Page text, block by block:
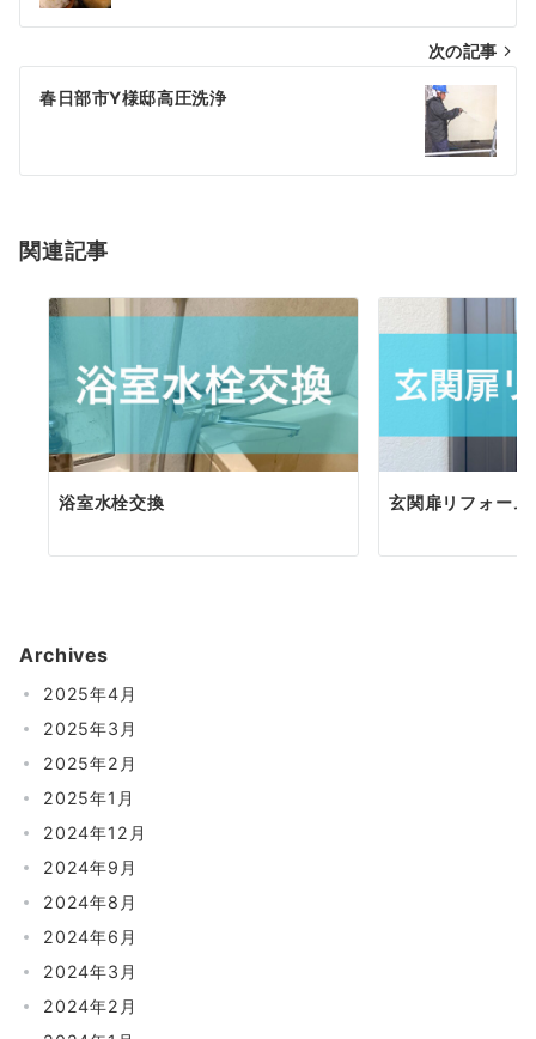
ナ
ビ
ゲ
シ
ン
次の記事
春日部市Y様邸高圧洗浄
関連記事
浴室水栓交換 玄関扉リフォーム
Archives
2025年4月
2025年3月
2025年2月
2025年1月
2024年12月
2024年9月
2024年8月
2024年6月
2024年3月
2024年2月